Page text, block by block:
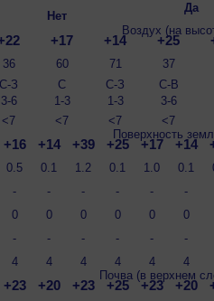
Нет
Да
Воздух (на
36
С-З
3-6
<7
+17
60
С
1-3
<7
+14
71
С-З
1-3
<7
+25
37
С-В
3-6
<7
Поверхность
+16
0.5
-
0
-
4
+14
0.1
-
0
-
4
+39
1.2
-
0
-
4
+25
0.1
-
0
-
4
+17
1.0
-
0
-
4
+14
0.1
-
0
-
4
Почва (в верхнем
+23 +20 +23 +25 +23 +20